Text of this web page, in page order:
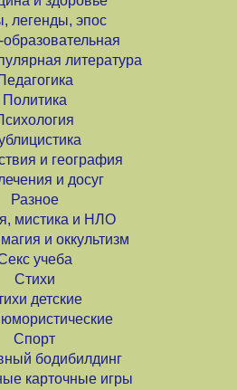
легенды, эпос
литература
Политика
и география
и досуг
Разное
мистика и НЛО
и оккультизм
учеба
Стихи
детские
Спорт
бодибилдинг
карточные игры